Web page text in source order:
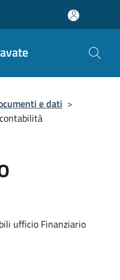
e dati >
ufficio Finanziario